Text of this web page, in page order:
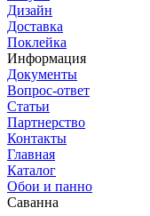
Дизайн
Доставка
Поклейка
Информация
Документы
Вопрос-ответ
Статьи
Партнерство
Контакты
Главная
Каталог
Обои и панно
Саванна